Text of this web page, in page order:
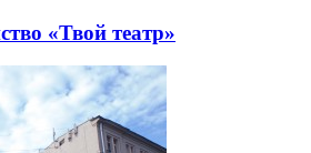
«Твой театр»